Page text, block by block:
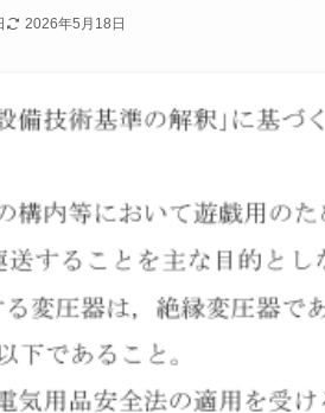
2026年5月18日